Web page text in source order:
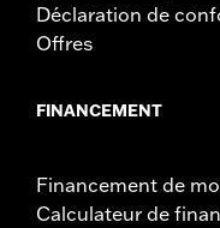
Déclaration de
Offres
FINANCEMENT
Financement de
Calculateur de